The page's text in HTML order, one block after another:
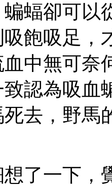
蝠卻可以
飽吸足，
中無可奈
認為吸血
去，野馬
一下，